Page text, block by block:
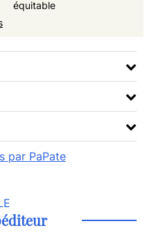
équitable
par PaPate